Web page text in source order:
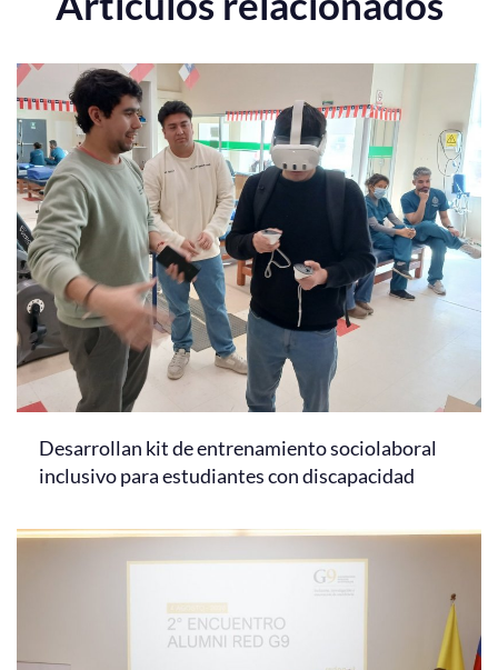
Desarrollan kit de entrenamiento sociolaboral
inclusivo para estudiantes con discapacidad